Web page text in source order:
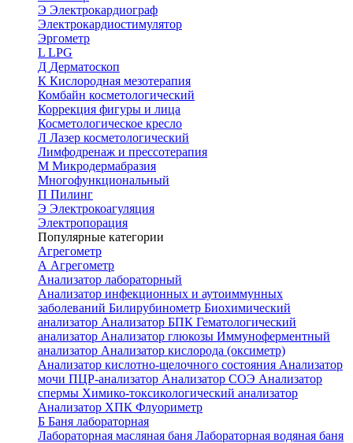
Э Электрокардиограф
Электрокардиостимулятор
Эргометр
L LPG
Д Дерматоскоп
К Кислородная мезотерапия
Комбайн косметологический
Коррекция фигуры и лица
Косметологическое кресло
Л Лазер косметологический
Лимфодренаж и прессотерапия
М Микродермабразия
Многофункциональный
П Пилинг
Э Электрокоагуляция
Электропорация
Популярные категории
Агрегометр
А Агрегометр
Анализатор лабораторный
Анализатор инфекционных и аутоиммунных
заболеваний Билирубинометр Биохимический
анализатор Анализатор БПК Гематологический
анализатор Анализатор глюкозы Иммуноферментный
анализатор Анализатор кислорода (оксиметр)
Анализатор кислотно-щелочного состояния Анализатор
мочи ПЦР-анализатор Анализатор СОЭ Анализатор
спермы Химико-токсикологический анализатор
Анализатор ХПК Флуориметр
Б Баня лабораторная
Лабораторная масляная баня Лабораторная водяная баня